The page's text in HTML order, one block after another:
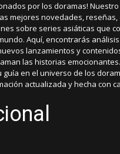
por los doramas!
mejores novedades, reseñas,
sobre series asiáticas que
Aquí, encontrarás
lanzamientos y
las historias emocionantes.
guía en el universo de los
actualizada y hecha con